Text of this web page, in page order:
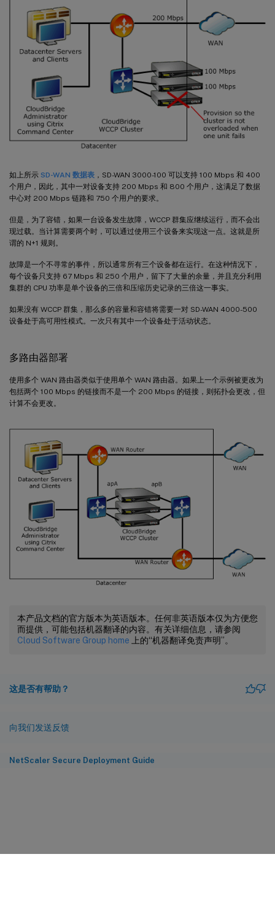
如上所示 SD-WAN 数据表 ，SD-WAN 3000-100 可以支持 100 Mbps 和 400
个用户，因此，其中一对设备支持 200 Mbps 和 800 个用户，这满足了数据
中心对 200 Mbps 链路和 750 个用户的要求。
但是，为了容错，如果一台设备发生故障，WCCP 群集应继续运行，而不会出
现过载。当计算需要两个时，可以通过使用三个设备来实现这一点。这就是所
谓的 N+1 规则。
故障是一个不寻常的事件，所以通常所有三个设备都在运行。在这种情况下，
每个设备只支持 67 Mbps 和 250 个用户，留下了大量的余量，并且充分利用
集群的 CPU 功率是单个设备的三倍和压缩历史记录的三倍这一事实。
如果没有 WCCP 群集，那么多的容量和容错将需要一对 SD-WAN 4000-500
设备处于高可用性模式。一次只有其中一个设备处于活动状态。
多路由器部署
使用多个 WAN 路由器类似于使用单个 WAN 路由器。如果上一个示例被更改为
包括两个 100 Mbps 的链接而不是一个 200 Mbps 的链接，则拓扑会更改，但
计算不会更改。
本产品文档的官方版本为英语版本。任何非英语版本仅为方便您
而提供，可能包括机器翻译的内容。有关详细信息，请参阅
Cloud Software Group home 上的“机器翻译免责声明”。
这是否有帮助？
向我们发送反馈
NetScaler Secure Deployment Guide